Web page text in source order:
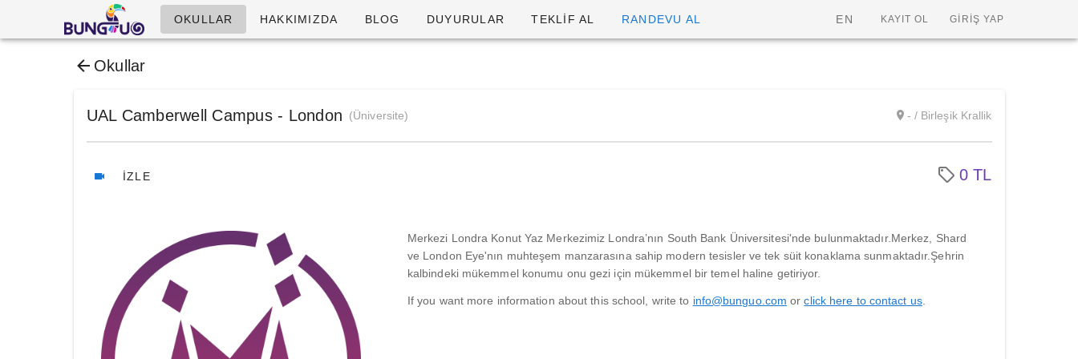
OKULLAR HAKKIMIZDA BLOG DUYURULAR TEKLİF AL RANDEVU AL EN KAYIT OL GİRİŞ YAP
Okullar
UAL Camberwell Campus - London (Üniversite) - / Birleşik Krallik
İZLE 0 TL
Merkezi Londra Konut Yaz Merkezimiz Londra’nın South Bank Üniversitesi'nde bulunmaktadır.Merkez, Shard
ve London Eye'nın muhteşem manzarasına sahip modern tesisler ve tek süit konaklama sunmaktadır.Şehrin
kalbindeki mükemmel konumu onu gezi için mükemmel bir temel haline getiriyor.
If you want more information about this school, write to info@bunguo.com orclick here to contact us.